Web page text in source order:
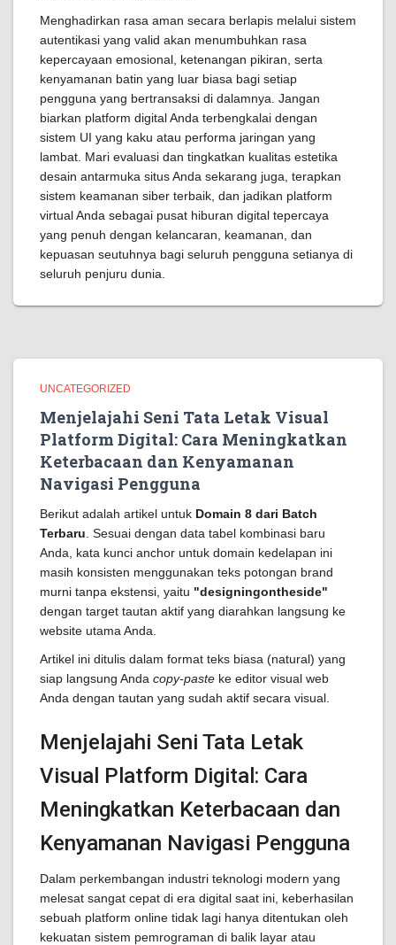
Menghadirkan rasa aman secara berlapis melalui sistem
autentikasi yang valid akan menumbuhkan rasa
kepercayaan emosional, ketenangan pikiran, serta
kenyamanan batin yang luar biasa bagi setiap
pengguna yang bertransaksi di dalamnya. Jangan
biarkan platform digital Anda terbengkalai dengan
sistem UI yang kaku atau performa jaringan yang
lambat. Mari evaluasi dan tingkatkan kualitas estetika
desain antarmuka situs Anda sekarang juga, terapkan
sistem keamanan siber terbaik, dan jadikan platform
virtual Anda sebagai pusat hiburan digital tepercaya
yang penuh dengan kelancaran, keamanan, dan
kepuasan seutuhnya bagi seluruh pengguna setianya di
seluruh penjuru dunia.
UNCATEGORIZED
Menjelajahi Seni Tata Letak Visual
Platform Digital: Cara Meningkatkan
Keterbacaan dan Kenyamanan
Navigasi Pengguna
Berikut adalah artikel untuk Domain 8 dari Batch
Terbaru . Sesuai dengan data tabel kombinasi baru
Anda, kata kunci anchor untuk domain kedelapan ini
masih konsisten menggunakan teks potongan brand
murni tanpa ekstensi, yaitu "designingontheside"
dengan target tautan aktif yang diarahkan langsung ke
website utama Anda.
Artikel ini ditulis dalam format teks biasa (natural) yang
siap langsung Anda copy-paste ke editor visual web
Anda dengan tautan yang sudah aktif secara visual.
Menjelajahi Seni Tata Letak
Visual Platform Digital: Cara
Meningkatkan Keterbacaan dan
Kenyamanan Navigasi Pengguna
Dalam perkembangan industri teknologi modern yang
melesat sangat cepat di era digital saat ini, keberhasilan
sebuah platform online tidak lagi hanya ditentukan oleh
kekuatan sistem pemrograman di balik layar atau